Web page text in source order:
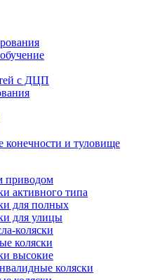
с ДЦП
и туловище
приводом
активного типа
для полных
для улицы
коляски
коляски
высокие
коляски